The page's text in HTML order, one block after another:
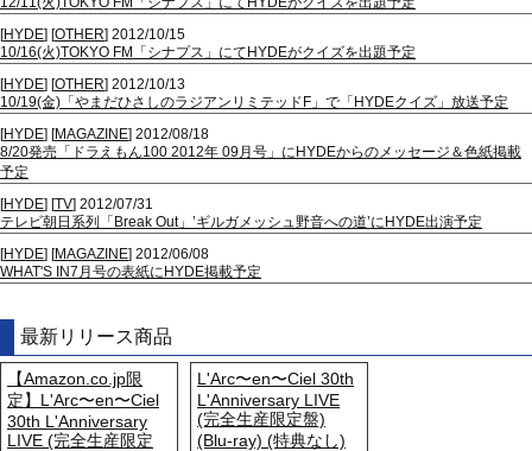
[HYDE] [OTHER] 2012/10/15
10/16(火)TOKYO FM「シナプス」にてHYDEがクイズを出題予定
[HYDE] [OTHER] 2012/10/13
10/19(金)「やまだひさしのラジアンリミテッドF」で「HYDEクイズ」放送予定
[HYDE] [MAGAZINE] 2012/08/18
8/20発売「ドラえもん100 2012年 09月号」にHYDEからのメッセージ＆色紙掲載
予定
[HYDE] [TV] 2012/07/31
テレビ朝日系列「Break Out」’ギルガメッシュ野音への道’にHYDE出演予定
[HYDE] [MAGAZINE] 2012/06/08
WHAT'S IN7月号の表紙にHYDE掲載予定
最新リリース商品
【Amazon.co.jp限
定】L'Arc〜en〜Ciel
30th L'Anniversary
LIVE (完全生産限定
L'Arc〜en〜Ciel 30th
L'Anniversary LIVE
(完全生産限定盤)
(Blu-ray) (特典なし)